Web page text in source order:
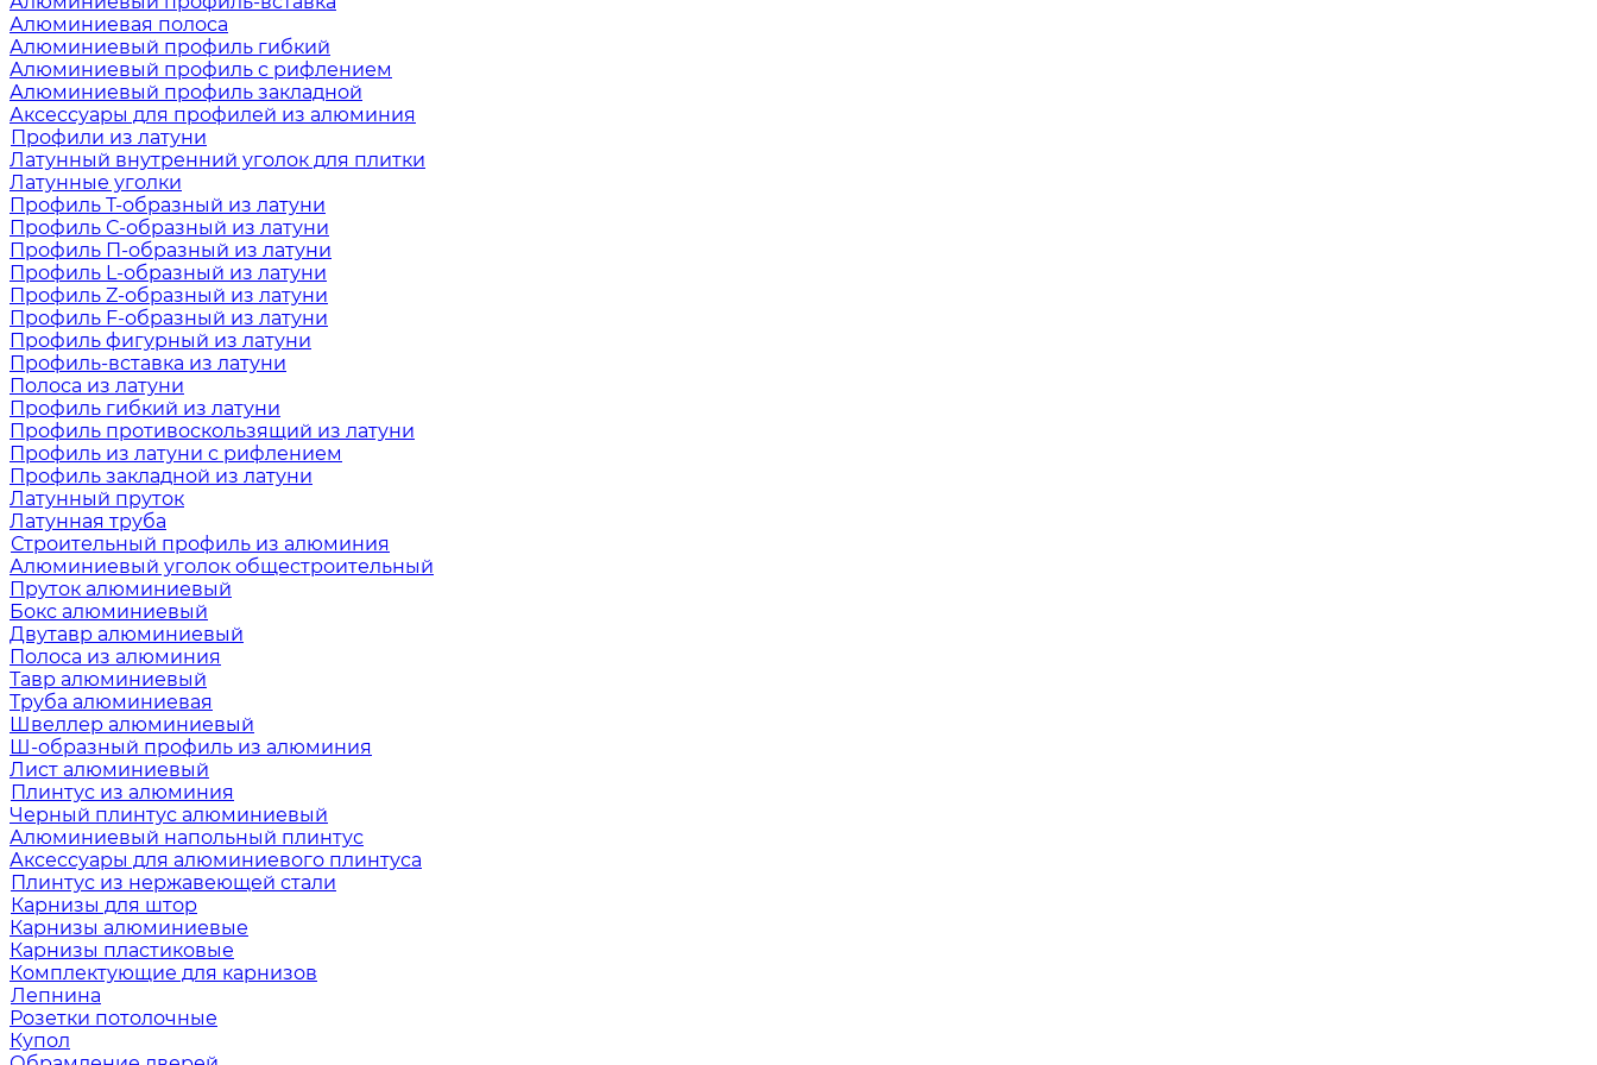
Алюминиевая полоса
Алюминиевый профиль гибкий
Алюминиевый профиль с рифлением
Алюминиевый профиль закладной
Аксессуары для профилей из алюминия
Профили из латуни
Латунный внутренний уголок для плитки
Латунные уголки
Профиль Т-образный из латуни
Профиль С-образный из латуни
Профиль П-образный из латуни
Профиль L-образный из латуни
Профиль Z-образный из латуни
Профиль F-образный из латуни
Профиль фигурный из латуни
Профиль-вставка из латуни
Полоса из латуни
Профиль гибкий из латуни
Профиль противоскользящий из латуни
Профиль из латуни с рифлением
Профиль закладной из латуни
Латунный пруток
Латунная труба
Строительный профиль из алюминия
Алюминиевый уголок общестроительный
Пруток алюминиевый
Бокс алюминиевый
Двутавр алюминиевый
Полоса из алюминия
Тавр алюминиевый
Труба алюминиевая
Швеллер алюминиевый
Ш-образный профиль из алюминия
Лист алюминиевый
Плинтус из алюминия
Черный плинтус алюминиевый
Алюминиевый напольный плинтус
Аксессуары для алюминиевого плинтуса
Плинтус из нержавеющей стали
Карнизы для штор
Карнизы алюминиевые
Карнизы пластиковые
Комплектующие для карнизов
Лепнина
Розетки потолочные
Купол